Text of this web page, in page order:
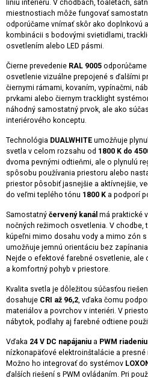
líniu interiéru. V chodbách, toaletách,
miestnostiach môže fungovať
odporúčame vnímať skôr ako doplnkovú
kombinácii s bodovými svietidlami,
osvetlením alebo LED pásmi.
Čierne prevedenie RAL 9005
osvetlenie vizuálne prepojené s ďalšími
čiernymi rámami, kovaním, vypínačmi,
prvkami alebo čiernym tracklight
náhodný samostatný prvok, ale ako
interiérového konceptu.
Technológia DUALWHITE umožňuje
svetla v celom rozsahu od 1800 K do
dvoma pevnými odtieňmi, ale o plynulú
spôsobu používania priestoru alebo
priestor pôsobiť jasnejšie a aktívnejšie,
do veľmi teplého tónu 1800 K a podporí
Samostatný červený kanál má praktické
nočných režimoch osvetlenia. V chodbe,
kúpeľni mimo dosahu vody a mimo zón s
umožňuje jemnú orientáciu bez
Nejde o efektové farebné osvetlenie, ale
a komfortný pohyb v priestore.
Kvalita svetla je dôležitou súčasťou
dosahuje CRI až 96,2, vďaka čomu
materiálov a povrchov v interiéri. V
nábytok, podlahy aj farebné odtiene
Vďaka 24 V DC napájaniu a PWM riadeniu
nízkonapäťové elektroinštalácie a
Možno ho integrovať do systémov
ďalších riešení s PWM ovládaním. Pri